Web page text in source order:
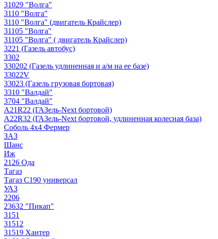
31029 "Волга"
3110 "Волга"
3110 "Волга" (двигатель Крайслер)
31105 "Волга"
31105 "Волга" ( двигатель Крайслер)
3221 (Газель автобус)
3302
330202 (Газель удлиненная и а/м на ее базе)
33022V
33023 (Газель грузовая бортовая)
3310 "Валдай"
3704 "Валдай"
A21R22 (ГАЗель-Next бортовой)
A22R32 (ГАЗель-Next бортовой, удлиненная колесная база)
Соболь 4х4 Фермер
ЗАЗ
Шанс
Иж
2126 Ода
Тагаз
Тагаз С190 универсал
УАЗ
2206
23632 "Пикап"
3151
31512
31519 Хантер